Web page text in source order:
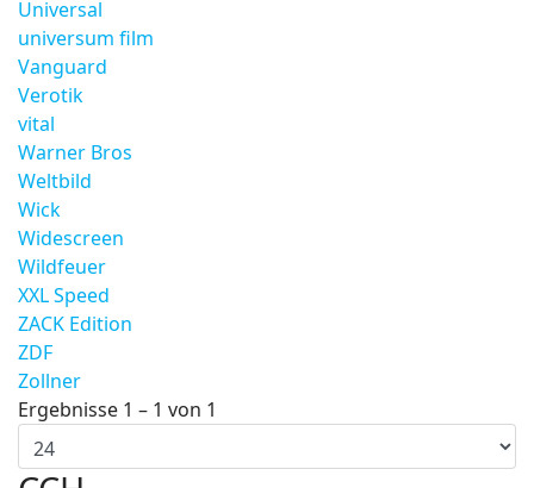
Universal
universum film
Vanguard
Verotik
vital
Warner Bros
Weltbild
Wick
Widescreen
Wildfeuer
XXL Speed
ZACK Edition
ZDF
Zollner
Ergebnisse 1 – 1 von 1